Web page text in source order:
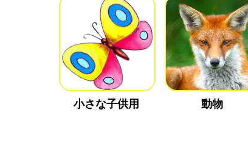
小さな子供用 動物